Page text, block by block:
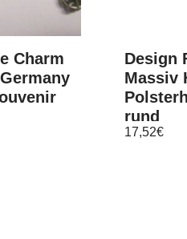
Charm
Design
Massiv
rund
17,52€